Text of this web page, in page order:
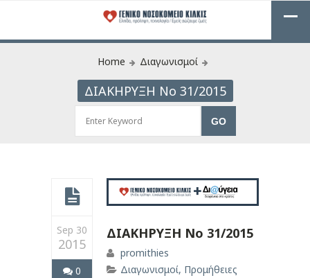
Home Διαγωνισμοί
ΔΙΑΚΗΡΥΞΗ Νο 31/2015
Sep 30
2015
0
ΔΙΑΚΗΡΥΞΗ Νο 31/2015
promithies
Διαγωνισμοί, Προμήθειες